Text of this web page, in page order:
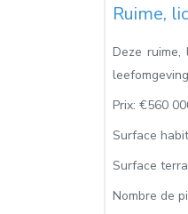
Ruime,
Deze
Prix: €560
Surface
Surface
Nombre de